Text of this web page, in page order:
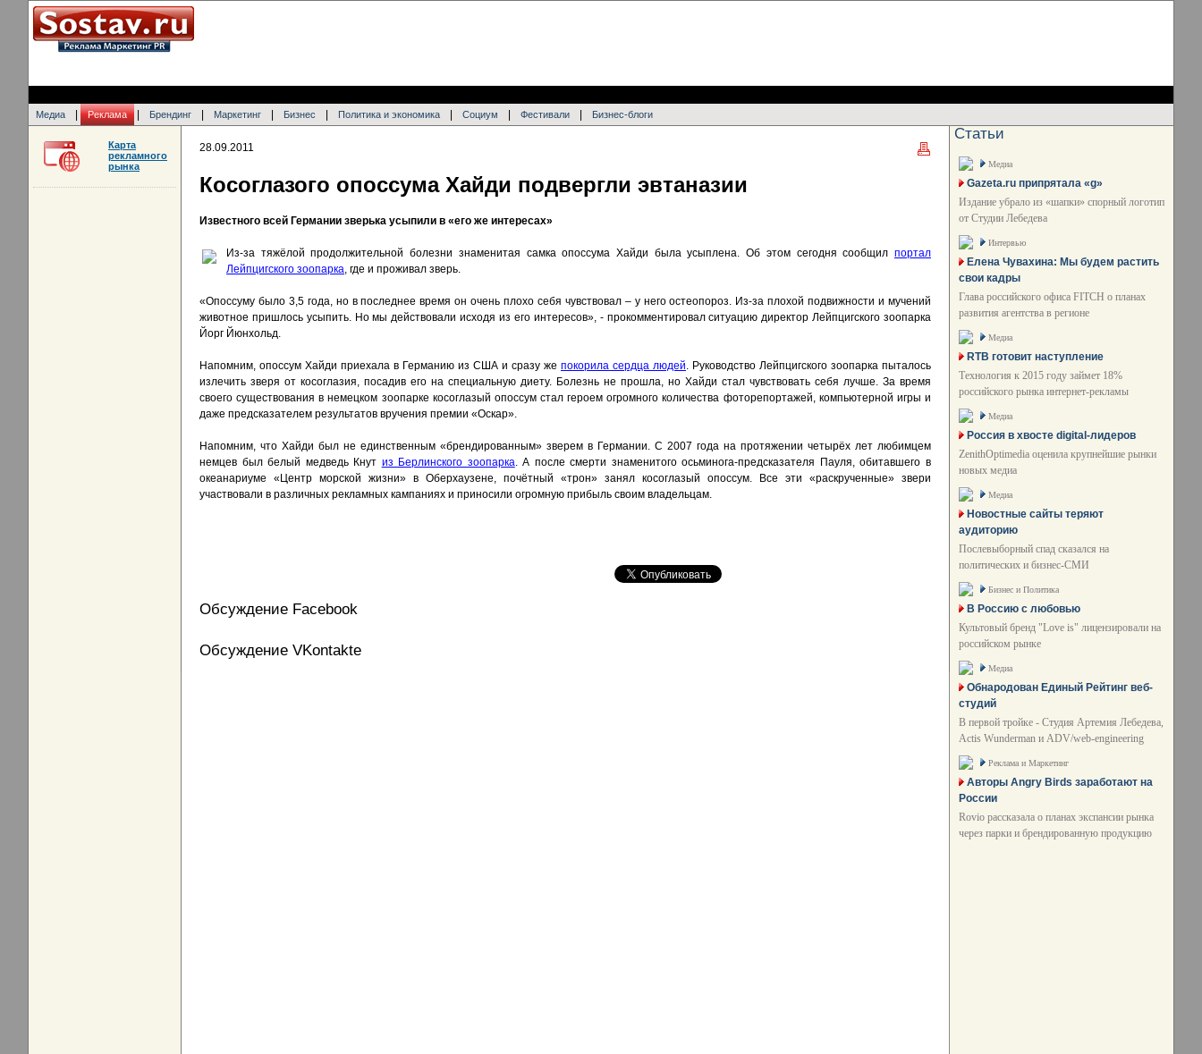
Медиа Реклама Брендинг Маркетинг Бизнес Политика и экономика Социум Фестивали Бизнес-блоги
28.09.2011
Косоглазого опоссума Хайди подвергли эвтаназии
Известного всей Германии зверька усыпили в «его же интересах»
Из-за тяжёлой продолжительной болезни знаменитая самка опоссума Хайди была усыплена. Об этом сегодня сообщил портал
Лейпцигского зоопарка, где и проживал зверь.
«Опоссуму было 3,5 года, но в последнее время он очень плохо себя чувствовал – у него остеопороз. Из-за плохой подвижности и мучений
животное пришлось усыпить. Но мы действовали исходя из его интересов», - прокомментировал ситуацию директор Лейпцигского зоопарка
Йорг Йюнхольд.
Напомним, опоссум Хайди приехала в Германию из США и сразу же покорила сердца людей. Руководство Лейпцигского зоопарка пыталось
излечить зверя от косоглазия, посадив его на специальную диету. Болезнь не прошла, но Хайди стал чувствовать себя лучше. За время
своего существования в немецком зоопарке косоглазый опоссум стал героем огромного количества фоторепортажей, компьютерной игры и
даже предсказателем результатов вручения премии «Оскар».
Напомним, что Хайди был не единственным «брендированным» зверем в Германии. С 2007 года на протяжении четырёх лет любимцем
немцев был белый медведь Кнут из Берлинского зоопарка. А после смерти знаменитого осьминога-предсказателя Пауля, обитавшего в
океанариуме «Центр морской жизни» в Оберхаузене, почётный «трон» занял косоглазый опоссум. Все эти «раскрученные» звери
участвовали в различных рекламных кампаниях и приносили огромную прибыль своим владельцам.
Обсуждение Facebook
Обсуждение VKontakte
Карта
рекламного
рынка
Статьи
Медиа
Gazeta.ru припрятала «g»
Издание убрало из «шапки» спорный логотип
от Студии Лебедева
Интервью
Елена Чувахина: Мы будем растить
свои кадры
Глава российского офиса FITCH о планах
развития агентства в регионе
Медиа
RTB готовит наступление
Технология к 2015 году займет 18%
российского рынка интернет-рекламы
Медиа
Россия в хвосте digital-лидеров
ZenithOptimedia оценила крупнейшие рынки
новых медиа
Медиа
Новостные сайты теряют
аудиторию
Послевыборный спад сказался на
политических и бизнес-СМИ
Бизнес и Политика
В Россию с любовью
Культовый бренд "Love is" лицензировали на
российском рынке
Медиа
Обнародован Единый Рейтинг веб-
студий
В первой тройке - Студия Артемия Лебедева,
Actis Wunderman и ADV/web-engineering
Реклама и Маркетинг
Авторы Angry Birds заработают на
России
Rovio рассказала о планах экспансии рынка
через парки и брендированную продукцию